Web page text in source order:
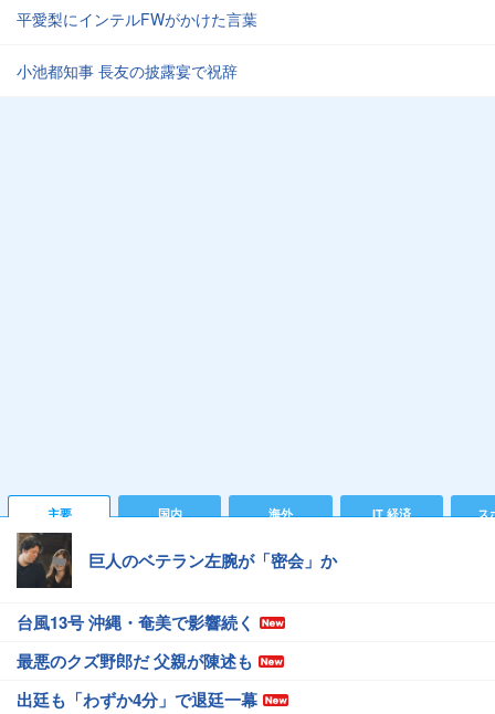
平愛梨にインテルFWがかけた言葉
小池都知事 長友の披露宴で祝辞
主要 国内 海外 IT 経済 ス
巨人のベテラン左腕が「密会」か
台風13号 沖縄・奄美で影響続く
最悪のクズ野郎だ 父親が陳述も
出廷も「わずか4分」で退廷一幕